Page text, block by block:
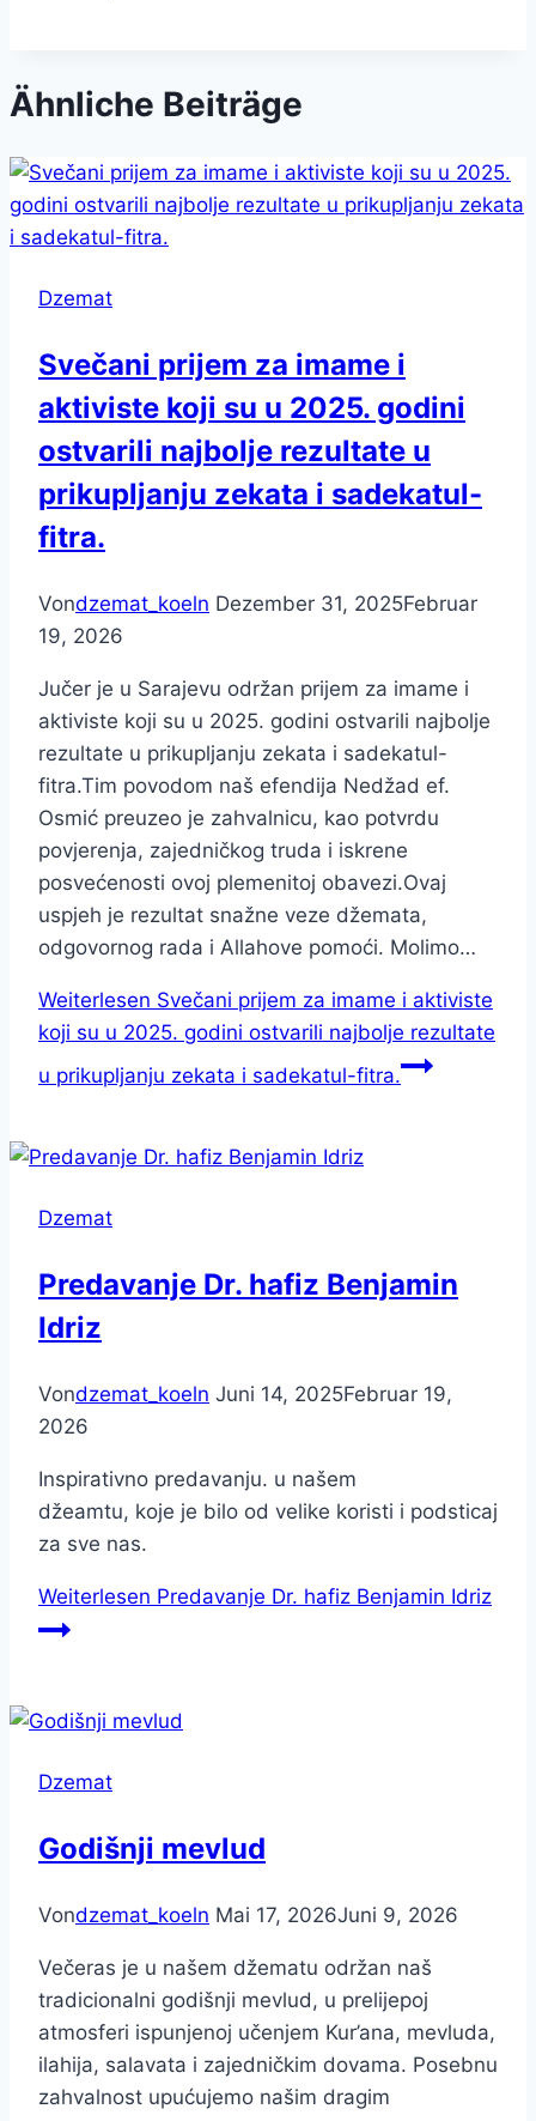
Ähnliche Beiträge
Dzemat
Svečani prijem za imame i
aktiviste koji su u 2025. godini
ostvarili najbolje rezultate u
prikupljanju zekata i sadekatul-
fitra.
Vondzemat_koeln Dezember 31, 2025Februar
19, 2026
Jučer je u Sarajevu održan prijem za imame i
aktiviste koji su u 2025. godini ostvarili najbolje
rezultate u prikupljanju zekata i sadekatul-
fitra.Tim povodom naš efendija Nedžad ef.
Osmić preuzeo je zahvalnicu, kao potvrdu
povjerenja, zajedničkog truda i iskrene
posvećenosti ovoj plemenitoj obavezi.Ovaj
uspjeh je rezultat snažne veze džemata,
odgovornog rada i Allahove pomoći. Molimo…
Weiterlesen Svečani prijem za imame i aktiviste
koji su u 2025. godini ostvarili najbolje rezultate
u prikupljanju zekata i sadekatul-fitra.
Dzemat
Predavanje Dr. hafiz Benjamin
Idriz
Vondzemat_koeln Juni 14, 2025Februar 19,
2026
Inspirativno predavanju. u našem
džeamtu, koje je bilo od velike koristi i podsticaj
za sve nas.
Weiterlesen Predavanje Dr. hafiz Benjamin Idriz
Dzemat
Godišnji mevlud
Vondzemat_koeln Mai 17, 2026Juni 9, 2026
Večeras je u našem džematu održan naš
tradicionalni godišnji mevlud, u prelijepoj
atmosferi ispunjenoj učenjem Kur’ana, mevluda,
ilahija, salavata i zajedničkim dovama. Posebnu
zahvalnost upućujemo našim dragim